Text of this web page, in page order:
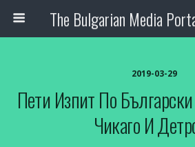
2019-03-29
Пети Изпит По
Чикаго И